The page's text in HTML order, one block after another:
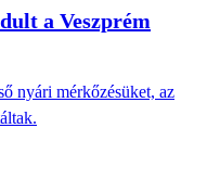
a Veszprém
nyári mérkőzésüket, az